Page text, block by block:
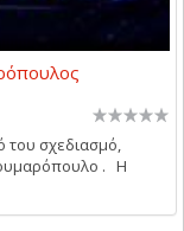
του σχεδιασμό,
. Η